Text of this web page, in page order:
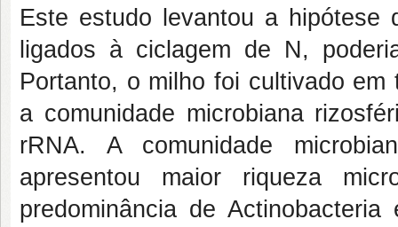
Este estudo levantou a hipótese
ligados à ciclagem de N,
Portanto, o milho foi cultivado
a comunidade microbiana
rRNA. A comunidade
apresentou maior riqueza
predominância de